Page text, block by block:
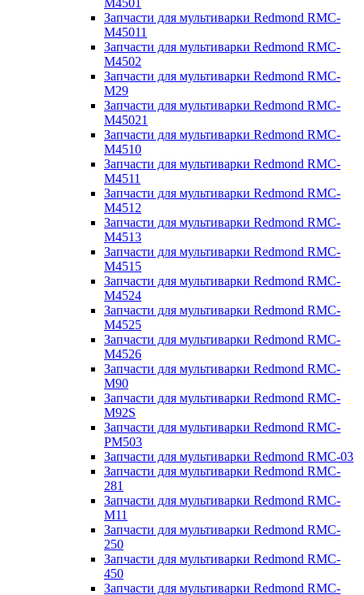
M4501
Запчасти для мультиварки Redmond RMC-
M45011
Запчасти для мультиварки Redmond RMC-
M4502
Запчасти для мультиварки Redmond RMC-
M29
Запчасти для мультиварки Redmond RMC-
M45021
Запчасти для мультиварки Redmond RMC-
M4510
Запчасти для мультиварки Redmond RMC-
M4511
Запчасти для мультиварки Redmond RMC-
M4512
Запчасти для мультиварки Redmond RMC-
M4513
Запчасти для мультиварки Redmond RMC-
M4515
Запчасти для мультиварки Redmond RMC-
M4524
Запчасти для мультиварки Redmond RMC-
M4525
Запчасти для мультиварки Redmond RMC-
M4526
Запчасти для мультиварки Redmond RMC-
M90
Запчасти для мультиварки Redmond RMC-
M92S
Запчасти для мультиварки Redmond RMC-
PM503
Запчасти для мультиварки Redmond RMC-03
Запчасти для мультиварки Redmond RMC-
281
Запчасти для мультиварки Redmond RMC-
M11
Запчасти для мультиварки Redmond RMC-
250
Запчасти для мультиварки Redmond RMC-
450
Запчасти для мультиварки Redmond RMC-